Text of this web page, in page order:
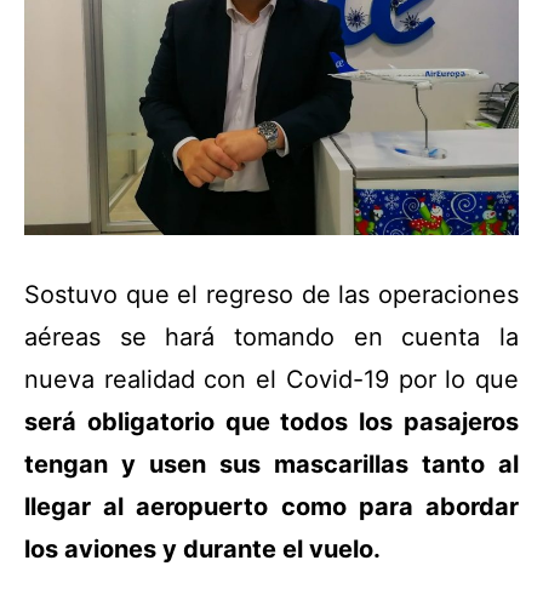
Sostuvo que el regreso de las operaciones
aéreas se hará tomando en cuenta la
nueva realidad con el Covid-19 por lo que
será obligatorio que todos los pasajeros
tengan y usen sus mascarillas tanto al
llegar al aeropuerto como para abordar
los aviones y durante el vuelo.